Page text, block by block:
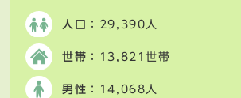
人口 ：29,390人
世帯 ：13,821世帯
男性 ：14,068人